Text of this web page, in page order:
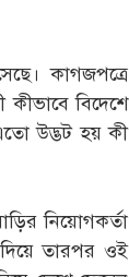
কাগজপত্রে
বিদেশে
উদ্ভট হয় কী
নিয়োগকর্তা
তারপর ওই